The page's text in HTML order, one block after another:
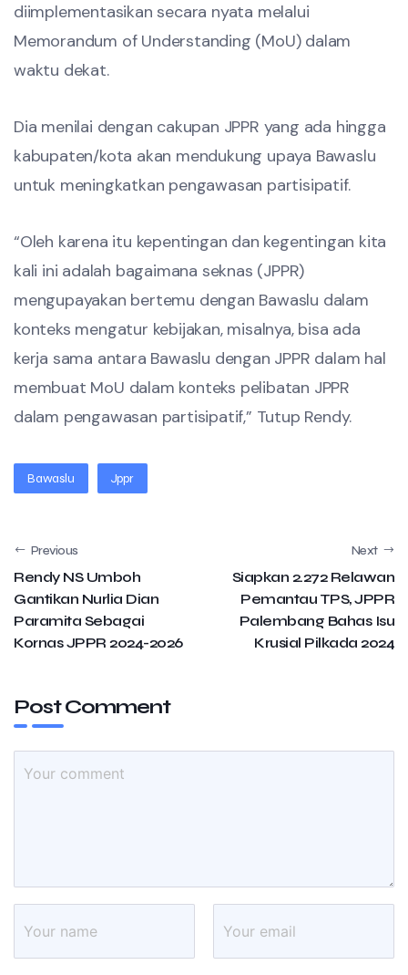
diimplementasikan secara nyata melalui
Memorandum of Understanding (MoU) dalam
waktu dekat.
Dia menilai dengan cakupan JPPR yang ada hingga
kabupaten/kota akan mendukung upaya Bawaslu
untuk meningkatkan pengawasan partisipatif.
“Oleh karena itu kepentingan dan kegentingan kita
kali ini adalah bagaimana seknas (JPPR)
mengupayakan bertemu dengan Bawaslu dalam
konteks mengatur kebijakan, misalnya, bisa ada
kerja sama antara Bawaslu dengan JPPR dalam hal
membuat MoU dalam konteks pelibatan JPPR
dalam pengawasan partisipatif,” Tutup Rendy.
Bawaslu Jppr
Previous
Rendy NS Umboh
Gantikan Nurlia Dian
Paramita Sebagai
Kornas JPPR 2024-2026
Next
Siapkan 2.272 Relawan
Pemantau TPS, JPPR
Palembang Bahas Isu
Krusial Pilkada 2024
Post Comment